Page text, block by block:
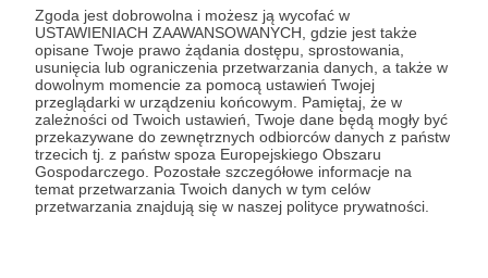
Zgoda jest dobrowolna i możesz ją wycofać w
USTAWIENIACH ZAAWANSOWANYCH, gdzie jest także
opisane Twoje prawo żądania dostępu, sprostowania,
usunięcia lub ograniczenia przetwarzania danych, a także w
dowolnym momencie za pomocą ustawień Twojej
przeglądarki w urządzeniu końcowym. Pamiętaj, że w
zależności od Twoich ustawień, Twoje dane będą mogły być
przekazywane do zewnętrznych odbiorców danych z państw
trzecich tj. z państw spoza Europejskiego Obszaru
Gospodarczego. Pozostałe szczegółowe informacje na
temat przetwarzania Twoich danych w tym celów
przetwarzania znajdują się w naszej polityce prywatności.
Rozwiń opis